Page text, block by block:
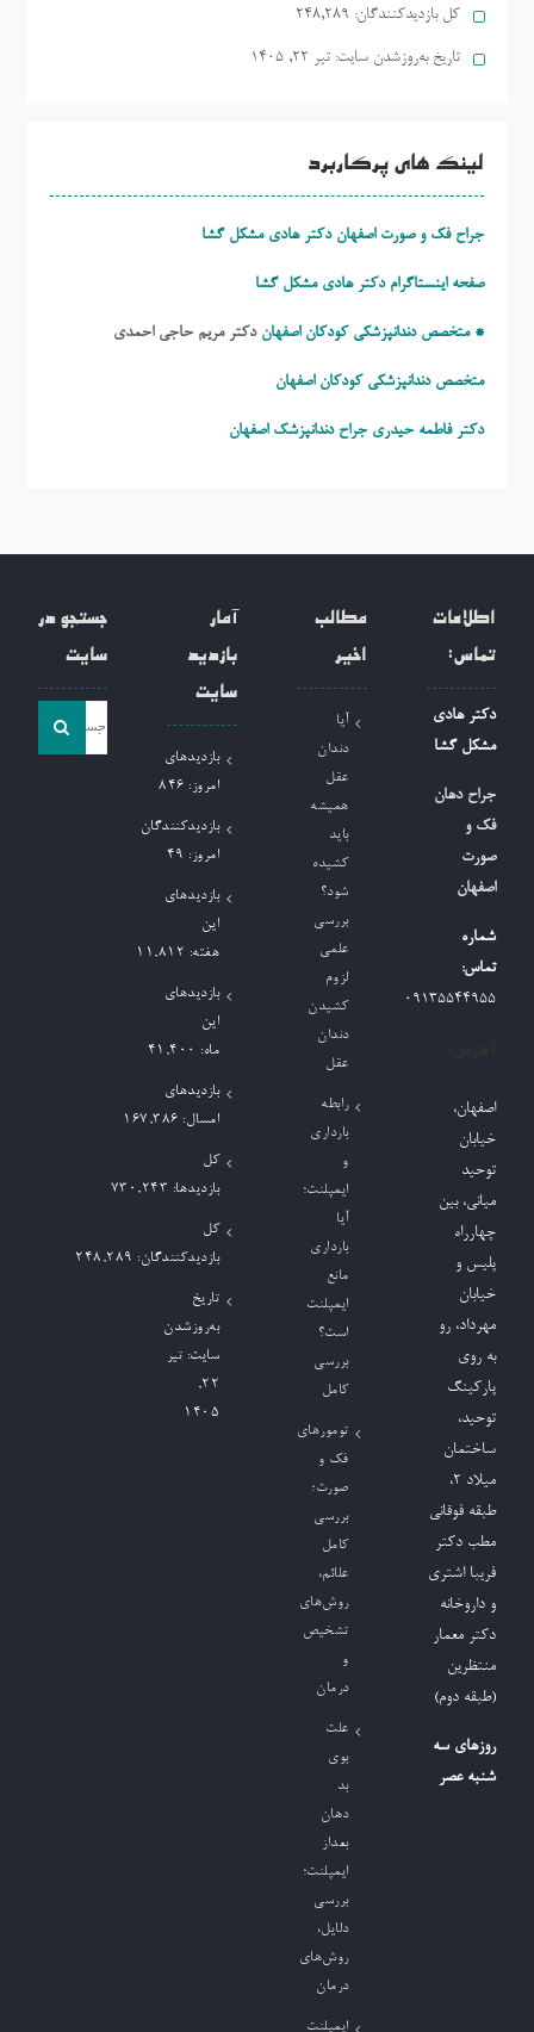
کل بازدیدکنند‌گان: 248,289
تاریخ به‌روزشدن سایت: تیر ۲۲, ۱۴۰۵
لینک های پرکاربرد
جراح فک و صورت اصفهان دکتر هادی مشکل گشا
صفحه اینستاگرام دکتر هادی مشکل گشا
* متخصص دندانپزشکی کودکان اصفهان دکتر مریم حاجی احمدی
متخصص دندانپزشکی کودکان اصفهان
دکتر فاطمه حیدری جراح دندانپزشک اصفهان
اطلاعات
تماس:
دکتر هادی
مشکل گشا
جراح دهان
فک و
صورت
اصفهان
شماره
تماس:
09135544955
اصفهان،
خیابان
توحید
میانی، بین
چهارراه
پلیس و
خیابان
مهرداد، رو
به روی
پارکینگ
توحید،
ساختمان
میلاد ٢،
طبقه فوقانی
مطب دکتر
فریبا اشتری
و داروخانه
دکتر معمار
منتظرین
(طبقه دوم)
روزهای سه
شنبه عصر
مطالب
اخیر
آیا
دندان
عقل
همیشه
باید
کشیده
شود؟
بررسی
علمی
لزوم
کشیدن
دندان
عقل
رابطه
بارداری
و
ایمپلنت؛
آیا
بارداری
مانع
ایمپلنت
است؟
بررسی
کامل
تومورهای
فک و
صورت؛
بررسی
کامل
علائم،
روش‌های
تشخیص
و
درمان
علت
بوی
بد
دهان
بعداز
ایمپلنت؛
بررسی
دلایل،
روش‌های
درمان
ایمپلنت
آمار
بازدید
سایت
بازدیدهای
امروز: 846
بازدیدکنندگان
امروز: 49
بازدیدهای
این
هفته: 11,812
بازدیدهای
این
ماه: 41,400
بازدیدهای
امسال: 167,386
کل
بازدیدها: 730,243
کل
بازدیدکنند‌گان: 248,289
تاریخ
به‌روزشدن
سایت: تیر
۲۲,
۱۴۰۵
جستجو در
سایت